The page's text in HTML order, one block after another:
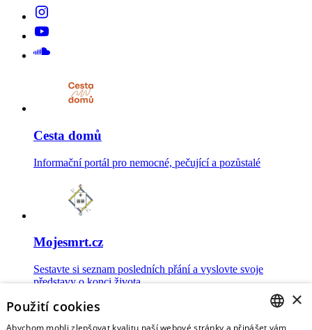
Cesta domů
Informační portál pro nemocné, pečující a pozůstalé
Mojesmrt.cz
Sestavte si seznam posledních přání a vyslovte svoje
představy o konci života
×
Použití cookies
Abychom mohli zlepšovat kvalitu naší webové stránky a přinášet vám